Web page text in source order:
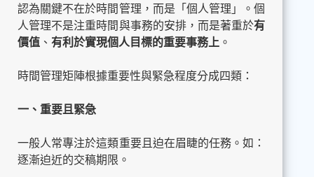
認為關鍵不在於時間管理，而是「個人管理」。個
人管理不是注重時間與事務的安排，而是著重於有
價值 、 有利於實現個人目標的重要事務上 。
時間管理矩陣根據重要性與緊急程度分成四類：
一、重要且緊急
一般人常專注於這類重要且迫在眉睫的任務。如：
逐漸迫近的交稿期限。